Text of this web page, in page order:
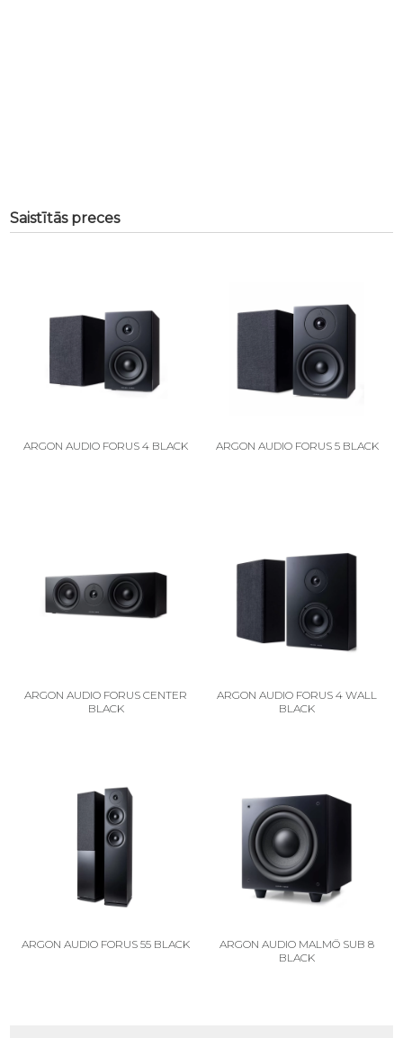
Saistītās preces
ARGON AUDIO FORUS 4 BLACK ARGON AUDIO FORUS 5 BLACK
ARGON AUDIO FORUS CENTER
BLACK
ARGON AUDIO FORUS 4 WALL
BLACK
ARGON AUDIO FORUS 55 BLACK
ARGON AUDIO MALMÖ SUB 8
BLACK